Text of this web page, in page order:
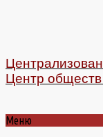
Центр
Меню